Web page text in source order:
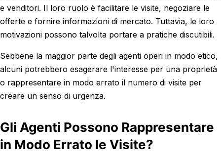
e venditori. Il loro ruolo è facilitare le visite, negoziare le
offerte e fornire informazioni di mercato. Tuttavia, le loro
motivazioni possono talvolta portare a pratiche discutibili.
Sebbene la maggior parte degli agenti operi in modo etico,
alcuni potrebbero esagerare l'interesse per una proprietà
o rappresentare in modo errato il numero di visite per
creare un senso di urgenza.
Gli Agenti Possono Rappresentare
in Modo Errato le Visite?